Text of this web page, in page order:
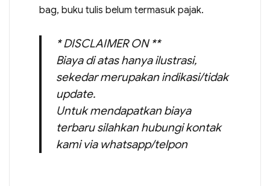
bag, buku tulis belum termasuk pajak.
* DISCLAIMER ON **
Biaya di atas hanya ilustrasi,
sekedar merupakan indikasi/tidak
update.
Untuk mendapatkan biaya
terbaru silahkan hubungi kontak
kami via whatsapp/telpon